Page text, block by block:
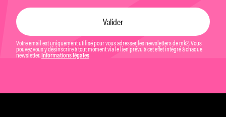
Votre email est uniquement utilisé pour vous adresser les newsletters de mk2. Vous
pouvez vous y désinscrire à tout moment via le lien prévu à cet effet intégré à chaque
newsletter. Informations légales